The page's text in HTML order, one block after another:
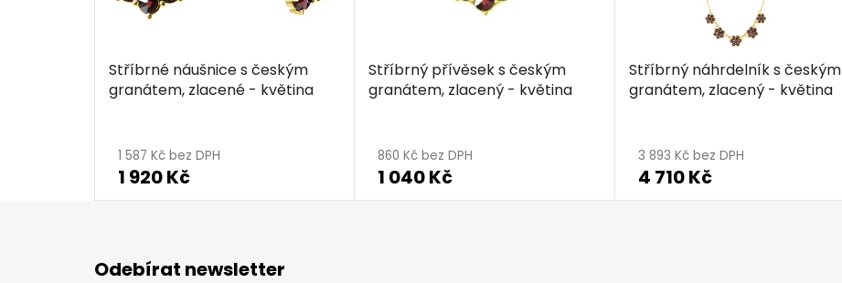
Stříbrné náušnice s českým
granátem, zlacené - květina
1 587 Kč bez DPH
1 920 Kč
Stříbrný přívěsek s českým
granátem, zlacený - květina
860 Kč bez DPH
1 040 Kč
Stříbrný náhrdelník s českým
granátem, zlacený - květina
3 893 Kč bez DPH
4 710 Kč
Odebírat newsletter